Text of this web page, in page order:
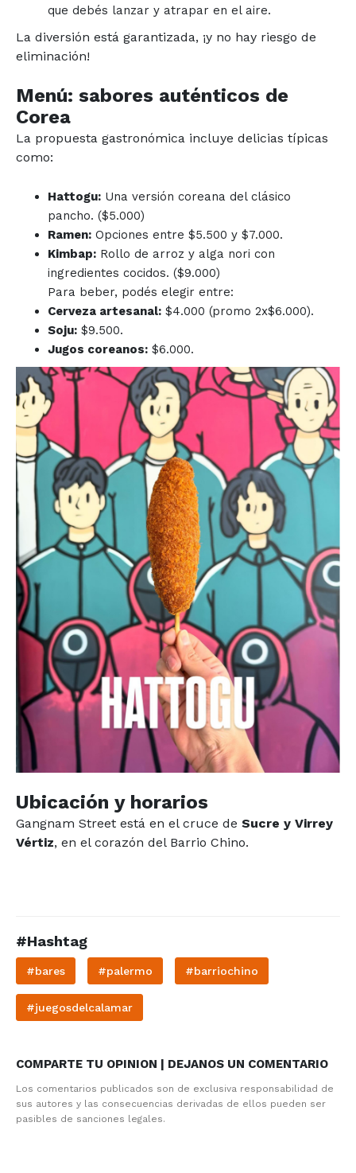
que debés lanzar y atrapar en el aire.
La diversión está garantizada, ¡y no hay riesgo de
eliminación!
Menú: sabores auténticos de
Corea
La propuesta gastronómica incluye delicias típicas
como:
Hattogu: Una versión coreana del clásico
pancho. ($5.000)
Ramen: Opciones entre $5.500 y $7.000.
Kimbap: Rollo de arroz y alga nori con
ingredientes cocidos. ($9.000)
Para beber, podés elegir entre:
Cerveza artesanal: $4.000 (promo 2x$6.000).
Soju: $9.500.
Jugos coreanos: $6.000.
Ubicación y horarios
Gangnam Street está en el cruce de Sucre y Virrey
Vértiz, en el corazón del Barrio Chino.
#Hashtag
#bares #palermo #barriochino
#juegosdelcalamar
COMPARTE TU OPINION | DEJANOS UN COMENTARIO
Los comentarios publicados son de exclusiva responsabilidad de
sus autores y las consecuencias derivadas de ellos pueden ser
pasibles de sanciones legales.